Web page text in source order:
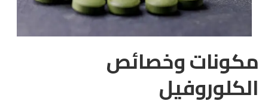
مكونات وخصائص
الكلوروفيل